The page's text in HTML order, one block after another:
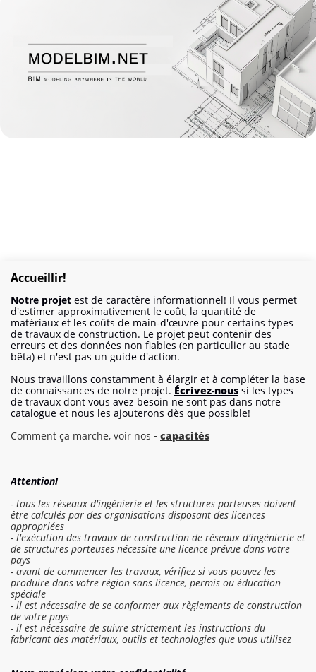
Se connecter au devis
Accueillir!
Notre projet est de caractère informationnel! Il vous permet
d'estimer approximativement le coût, la quantité de
matériaux et les coûts de main-d'œuvre pour certains types
de travaux de construction. Le projet peut contenir des
erreurs et des données non fiables (en particulier au stade
bêta) et n'est pas un guide d'action.
Nous travaillons constamment à élargir et à compléter la base
de connaissances de notre projet. Écrivez-nous si les types
de travaux dont vous avez besoin ne sont pas dans notre
catalogue et nous les ajouterons dès que possible!
Comment ça marche, voir nos - capacités
Attention!
- tous les réseaux d'ingénierie et les structures porteuses doivent
être calculés par des organisations disposant des licences
appropriées
- l'exécution des travaux de construction de réseaux d'ingénierie et
de structures porteuses nécessite une licence prévue dans votre
pays
- avant de commencer les travaux, vérifiez si vous pouvez les
produire dans votre région sans licence, permis ou éducation
spéciale
- il est nécessaire de se conformer aux règlements de construction
de votre pays
- il est nécessaire de suivre strictement les instructions du
fabricant des matériaux, outils et technologies que vous utilisez